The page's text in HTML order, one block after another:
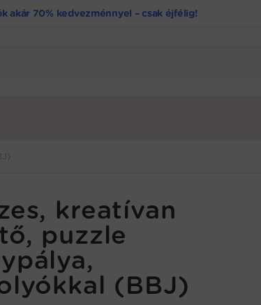
akár 70% kedvezménnyel – csak éjfélig!
kreatívan
puzzle
(BBJ)